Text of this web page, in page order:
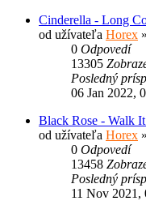
Cinderella - Long
od užívateľa Horex
0 Odpovedí
13305
Posledný
06 Jan 2022,
Black Rose - Walk
od užívateľa Horex
0 Odpovedí
13458
Posledný
11 Nov 2021,